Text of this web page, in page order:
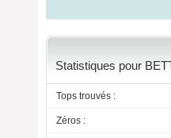
Statistiques pour
Tops trouvés :
Zéros :